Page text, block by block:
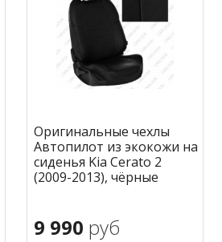
Оригинальные чехлы
Автопилот из экокожи на
сиденья Kia Cerato 2
(2009-2013), чёрные
9 990 руб